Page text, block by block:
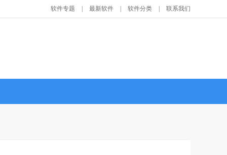
软件专题 最新软件 软件分类 联系我们